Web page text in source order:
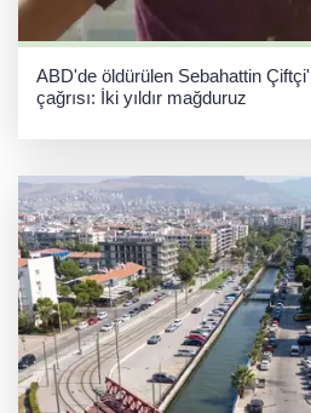
ABD'de öldürülen Sebahattin
çağrısı: İki yıldır mağduruz